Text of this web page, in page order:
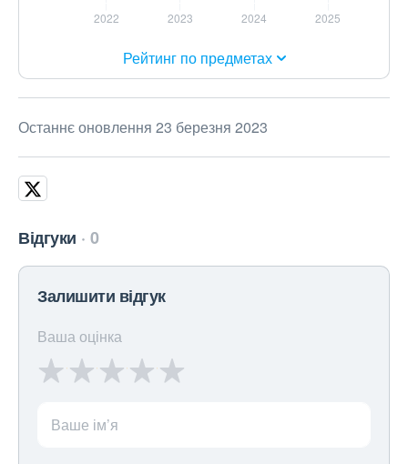
Рейтинг по предметах
Останнє оновлення 23 березня 2023
Відгуки 0
Залишити відгук
Ваша оцінка
Ваше ім’я